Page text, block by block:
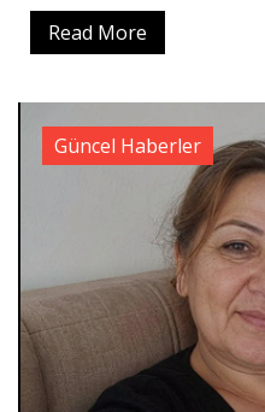
Read More
Güncel Haberler